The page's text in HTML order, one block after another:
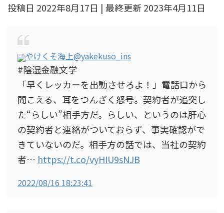
投稿日 2022年8月17日 | 最終更新 2023年4月11日
やけくそ海上@yakekuso_ins
#陰湿金融文学
「早くレッカーを出動させろよ！」電話口から
聞こえる、耳をつんざく怒号。契約者が追突し
た“らしい”相手方だ。らしい、というのは肝心
の契約者と連絡がついておらず、事実確認がで
きていないのだ。相手方の話では、当社の契約
者… https://t.co/vyHIU9sNJB
2022/08/16 18:23:41